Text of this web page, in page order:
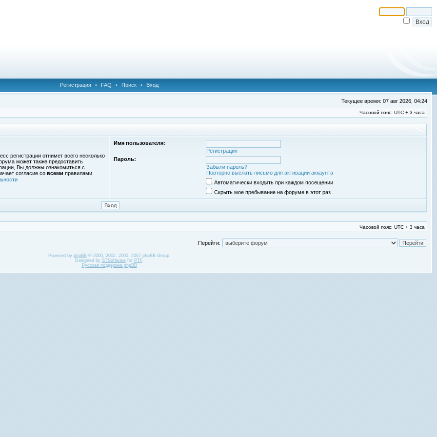
Регистрация • FAQ • Поиск • Вход
Текущее время: 07 авг 2026, 04:24
Часовой пояс: UTC + 3 часа
регистрации отнимет всего несколько
может также предоставить
Вы должны ознакомиться с
согласие со всеми правилами.
Имя пользователя:
Регистрация
Пароль:
Забыли пароль?
Повторно выслать письмо для активации аккаунта
Автоматически входить при каждом посещении
Скрыть мое пребывание на форуме в этот раз
Часовой пояс: UTC + 3 часа
Перейти:
Powered by phpBB© 2000, 2002, 2005, 2007 phpBB Group.
Designed by STSoftwarefor PTF.
Русская поддержка phpBB